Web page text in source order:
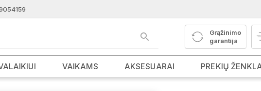
Grąžinimo
garantija
VAIKAMS AKSESUARAI PREKIŲ